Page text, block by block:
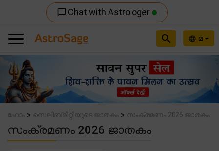
chat_bubble_outline Chat with Astrologer
language മ
search
Previous
ഹോം » സെലിബ്രിറ്റിയുടെ ജാതകം » സംക്രമണം 2026 ജാതകം
സംക്രമണം 2026 ജാതകം